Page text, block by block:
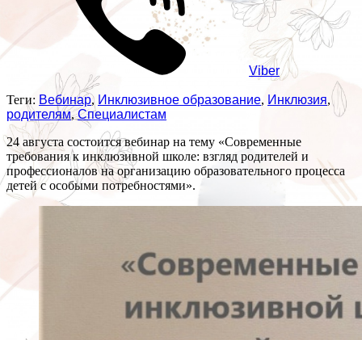
Viber
Теги: Вебинар, Инклюзивное образование, Инклюзия,
родителям,Специалистам
24 августа состоится вебинар на тему «Современные
требования к инклюзивной школе: взгляд родителей и
профессионалов на организацию образовательного процесса
детей с особыми потребностями».